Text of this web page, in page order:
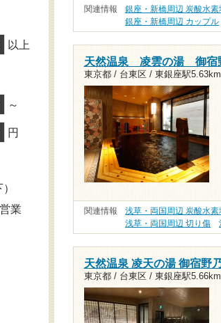
関連情報 銀座・新橋周辺 炭酸水素
銀座・新橋周辺 カップル
天然温泉 凌雲の湯 御
東京都 / 台東区 / 東銀座駅5.63km
関連情報 浅草・両国周辺 炭酸水素
浅草・両国周辺 切り傷
天然温泉 凌天の湯 御宿野
東京都 / 台東区 / 東銀座駅5.66km
以上
～
円
業